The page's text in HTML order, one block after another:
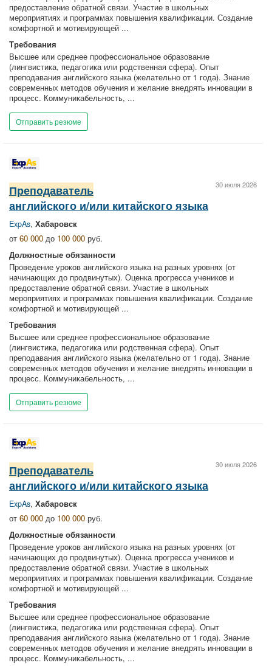
предоставление обратной связи. Участие в школьных
мероприятиях и программах повышения квалификации. Создание
комфортной и мотивирующей ...
Требования
Высшее или среднее профессиональное образование
(лингвистика, педагогика или родственная сфера). Опыт
преподавания английского языка (желательно от 1 года). Знание
современных методов обучения и желание внедрять инновации в
процесс. Коммуникабельность, ...
Отправить резюме
30 июля 2026
Преподаватель
английского и/или китайского языка
ExpAs, Хабаровск
от 60 000 до 100 000 руб.
Должностные обязанности
Проведение уроков английского языка на разных уровнях (от
начинающих до продвинутых). Оценка прогресса учеников и
предоставление обратной связи. Участие в школьных
мероприятиях и программах повышения квалификации. Создание
комфортной и мотивирующей ...
Требования
Высшее или среднее профессиональное образование
(лингвистика, педагогика или родственная сфера). Опыт
преподавания английского языка (желательно от 1 года). Знание
современных методов обучения и желание внедрять инновации в
процесс. Коммуникабельность, ...
Отправить резюме
30 июля 2026
Преподаватель
английского и/или китайского языка
ExpAs, Хабаровск
от 60 000 до 100 000 руб.
Должностные обязанности
Проведение уроков английского языка на разных уровнях (от
начинающих до продвинутых). Оценка прогресса учеников и
предоставление обратной связи. Участие в школьных
мероприятиях и программах повышения квалификации. Создание
комфортной и мотивирующей ...
Требования
Высшее или среднее профессиональное образование
(лингвистика, педагогика или родственная сфера). Опыт
преподавания английского языка (желательно от 1 года). Знание
современных методов обучения и желание внедрять инновации в
процесс. Коммуникабельность, ...